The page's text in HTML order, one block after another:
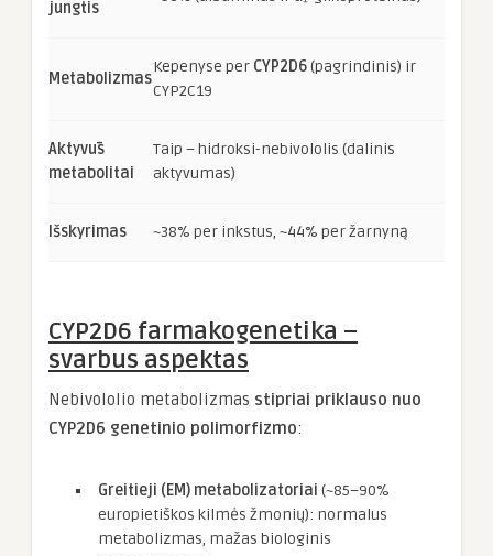
jungtis
Metabolizmas
Kepenyse per CYP2D6(pagrindinis) ir
CYP2C19
Aktyvūs
metabolitai
Taip – hidroksi-nebivololis (dalinis
aktyvumas)
Išskyrimas ~38% per inkstus, ~44% per žarnyną
CYP2D6 farmakogenetika –
svarbus aspektas
Nebivololio metabolizmas stipriai priklauso nuo
CYP2D6 genetinio polimorfizmo:
Greitieji (EM) metabolizatoriai (~85–90%
europietiškos kilmės žmonių): normalus
metabolizmas, mažas biologinis